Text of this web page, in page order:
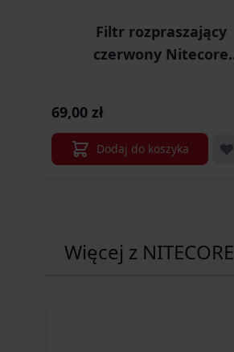
Filtr rozpraszający
czerwony Nitecore
69,00 zł
Dodaj do koszyka
Więcej z NITECORE